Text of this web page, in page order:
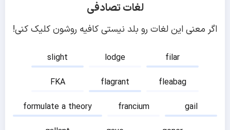
لغات تصادفی
اگر معنی این لغات رو بلد نیستی کافیه روشون کلیک کنی!
slight lodge
filar
FKA
flagrant
fleabag
formulate a theory
francium
gail